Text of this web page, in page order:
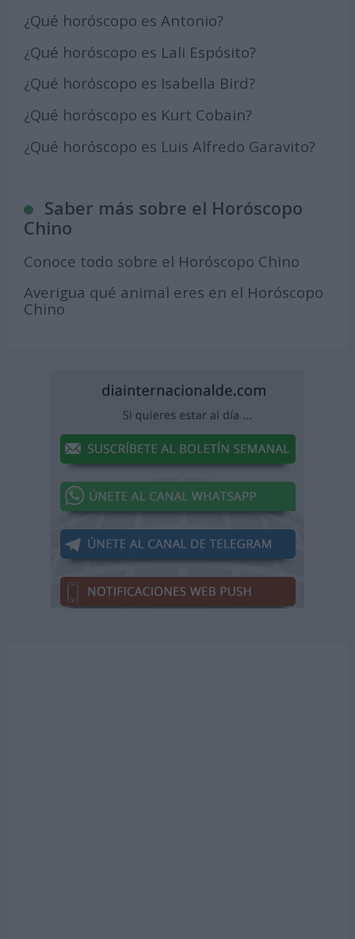
¿Qué horóscopo es Antonio?
¿Qué horóscopo es Lali Espósito?
¿Qué horóscopo es Isabella Bird?
¿Qué horóscopo es Kurt Cobain?
¿Qué horóscopo es Luis Alfredo Garavito?
Saber más sobre el Horóscopo
Chino
Conoce todo sobre el Horóscopo Chino
Averigua qué animal eres en el Horóscopo
Chino